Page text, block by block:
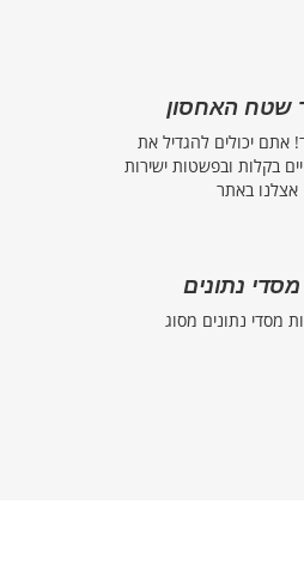
אתם יכולים להגדיל את
בקלות ובפשטות ישירות
אצלנו באתר